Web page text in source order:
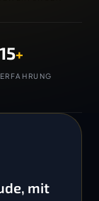
15+
mit